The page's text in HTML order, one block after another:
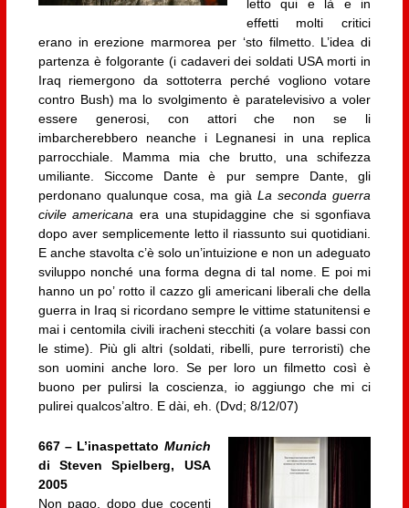
letto qui e là e in
effetti molti critici
erano in erezione marmorea per ‘sto filmetto. L’idea di
partenza è folgorante (i cadaveri dei soldati USA morti in
Iraq riemergono da sottoterra perché vogliono votare
contro Bush) ma lo svolgimento è paratelevisivo a voler
essere generosi, con attori che non se li
imbarcherebbero neanche i Legnanesi in una replica
parrocchiale. Mamma mia che brutto, una schifezza
umiliante. Siccome Dante è pur sempre Dante, gli
perdonano qualunque cosa, ma già La seconda guerra
civile americana era una stupidaggine che si sgonfiava
dopo aver semplicemente letto il riassunto sui quotidiani.
E anche stavolta c’è solo un’intuizione e non un adeguato
sviluppo nonché una forma degna di tal nome. E poi mi
hanno un po’ rotto il cazzo gli americani liberali che della
guerra in Iraq si ricordano sempre le vittime statunitensi e
mai i centomila civili iracheni stecchiti (a volare bassi con
le stime). Più gli altri (soldati, ribelli, pure terroristi) che
son uomini anche loro. Se per loro un filmetto così è
buono per pulirsi la coscienza, io aggiungo che mi ci
pulirei qualcos’altro. E dài, eh. (Dvd; 8/12/07)
667 – L’inaspettato Munich
di Steven Spielberg, USA
2005
Non pago, dopo due cocenti